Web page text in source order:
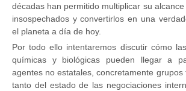
décadas han permitido multiplicar su
insospechados y convertirlos en una
el planeta a día de hoy.
Por todo ello intentaremos discutir cómo
químicas y biológicas pueden llegar a
agentes no estatales, concretamente grupos
tanto del estado de las negociaciones